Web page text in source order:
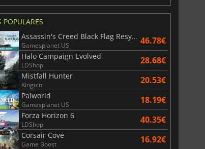
POPULARES
Assassin's Creed Black Flag Resynced
Gamesplanet US 46.78€
Halo Campaign Evolved
LDShop 28.68€
Mistfall Hunter
Kinguin 20.53€
Palworld
Gamesplanet US 18.19€
Forza Horizon 6
LDShop 40.35€
Corsair Cove
Game Boost 16.92€